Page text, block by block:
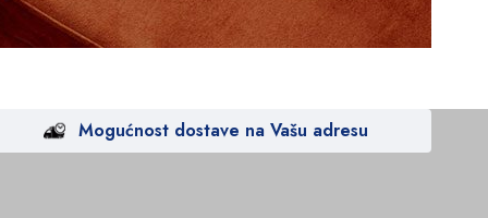
Mogućnost dostave na Vašu adresu